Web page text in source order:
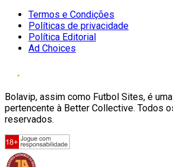
Termos e Condições
Políticas de privacidade
Política Editorial
Ad Choices
Bolavip, assim como Futbol Sites, é
pertencente à Better Collective. Todos
reservados.